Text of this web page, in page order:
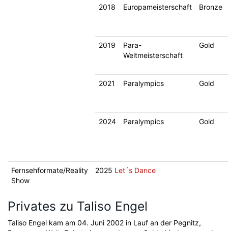
2018 Europameisterschaft Bronze
2019
Para-
Weltmeisterschaft
Gold
2021 Paralympics Gold
2024 Paralympics Gold
Fernsehformate/Reality
Show
2025 Let´s Dance
Privates zu Taliso Engel
Taliso Engel kam am 04. Juni 2002 in Lauf an der Pegnitz,